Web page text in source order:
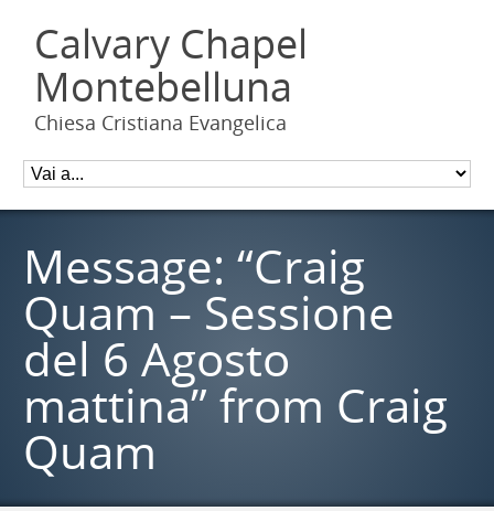
Calvary Chapel
Montebelluna
Chiesa Cristiana Evangelica
Message: “Craig
Quam – Sessione
del 6 Agosto
mattina” from Craig
Quam